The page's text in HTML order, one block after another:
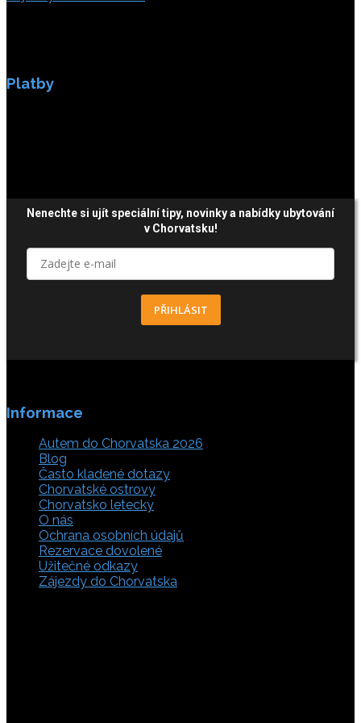
Platby
Nenechte si ujít speciální tipy, novinky a nabídky ubytování
v Chorvatsku!
PŘIHLÁSIT
Informace
Autem do Chorvatska 2026
Blog
Často kladené dotazy
Chorvatské ostrovy
Chorvatsko letecky
O nás
Ochrana osobních údajů
Rezervace dovolené
Užitečné odkazy
Zájezdy do Chorvatska